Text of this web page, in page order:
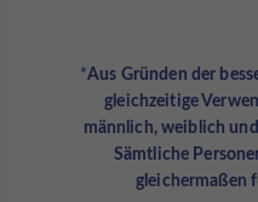
*Aus Gründen der
gleichzeitige
männlich, weiblich
Sämtliche
gleichermaßen